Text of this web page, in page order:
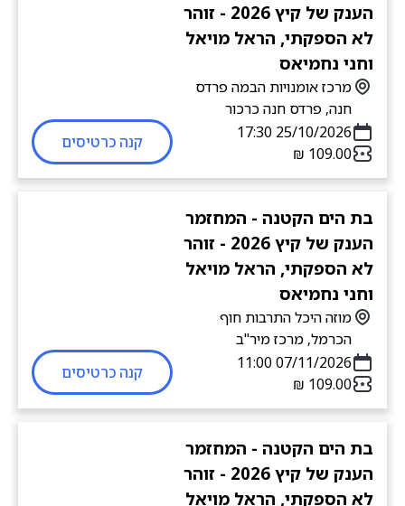
הענק של קיץ 2026 - זוהר
לא הספקתי, הראל מויאל
וחני נחמיאס
מרכז אומנויות הבמה פרדס
חנה, פרדס חנה כרכור
25/10/2026 17:30
קנה כרטיסים
בת הים הקטנה - המחזמר
הענק של קיץ 2026 - זוהר
לא הספקתי, הראל מויאל
וחני נחמיאס
מוזה היכל התרבות חוף
הכרמל, מרכז מיר"ב
07/11/2026 11:00
קנה כרטיסים
בת הים הקטנה - המחזמר
הענק של קיץ 2026 - זוהר
לא הספקתי, הראל מויאל